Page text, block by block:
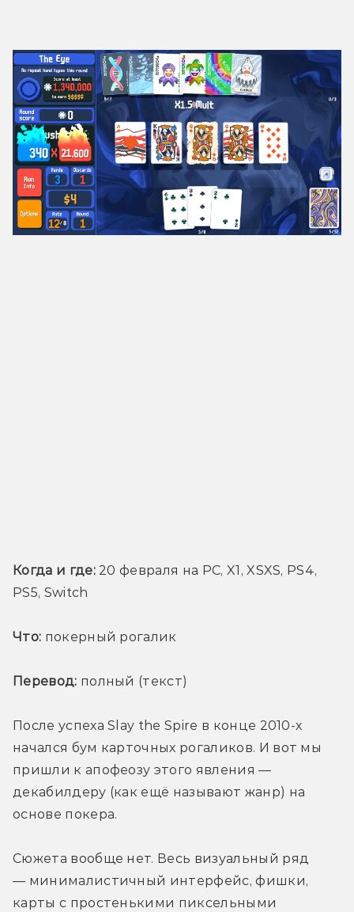
Когда и где: 20 февраля на PC, X1, XSXS, PS4,
PS5, Switch
Что: покерный рогалик
Перевод: полный (текст)
После успеха Slay the Spire в конце 2010-х
начался бум карточных рогаликов. И вот мы
пришли к апофеозу этого явления —
декабилдеру (как ещё называют жанр) на
основе покера.
Сюжета вообще нет. Весь визуальный ряд
— минималистичный интерфейс, фишки,
карты с простенькими пиксельными